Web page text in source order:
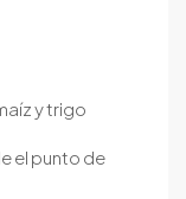
y trigo
el punto de